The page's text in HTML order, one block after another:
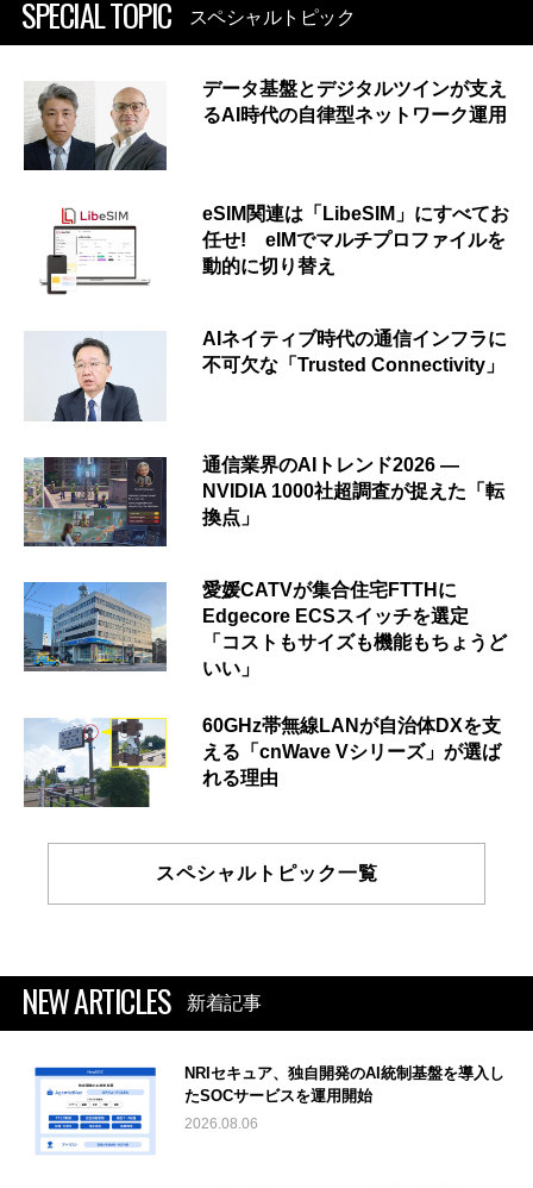
SPECIAL TOPIC スペシャルトピック
データ基盤とデジタルツインが支え
るAI時代の自律型ネットワーク運用
eSIM関連は「LibeSIM」にすべてお
任せ! eIMでマルチプロファイルを
動的に切り替え
AIネイティブ時代の通信インフラに
不可欠な「Trusted Connectivity」
通信業界のAIトレンド2026 ―
NVIDIA 1000社超調査が捉えた「転
換点」
愛媛CATVが集合住宅FTTHに
Edgecore ECSスイッチを選定
「コストもサイズも機能もちょうど
いい」
60GHz帯無線LANが自治体DXを支
える「cnWave Vシリーズ」が選ば
れる理由
スペシャルトピック一覧
NEW ARTICLES 新着記事
NRIセキュア、独自開発のAI統制基盤を導入し
たSOCサービスを運用開始
2026.08.06